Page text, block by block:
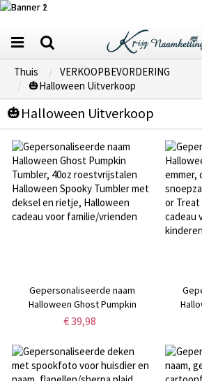
Thuis
VERKOOPBEVORDERING
🎃Halloween Uitverkoop
🎃Halloween Uitverkoop
Gepersonaliseerde naam
Halloween Ghost Pumpkin
Tumbler, 40oz roestvrijstalen
deksel en rietje, Halloween
cadeau voor familie/vrienden
€ 39,98
or